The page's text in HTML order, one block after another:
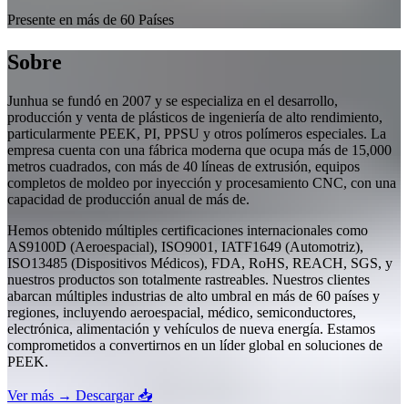
Presente en más de 60 Países
Sobre
Junhua se fundó en 2007 y se especializa en el desarrollo,
producción y venta de plásticos de ingeniería de alto rendimiento,
particularmente PEEK, PI, PPSU y otros polímeros especiales. La
empresa cuenta con una fábrica moderna que ocupa más de 15,000
metros cuadrados, con más de 40 líneas de extrusión, equipos
completos de moldeo por inyección y procesamiento CNC, con una
capacidad de producción anual de más de.
Hemos obtenido múltiples certificaciones internacionales como
AS9100D (Aeroespacial), ISO9001, IATF1649 (Automotriz),
ISO13485 (Dispositivos Médicos), FDA, RoHS, REACH, SGS, y
nuestros productos son totalmente rastreables. Nuestros clientes
abarcan múltiples industrias de alto umbral en más de 60 países y
regiones, incluyendo aeroespacial, médico, semiconductores,
electrónica, alimentación y vehículos de nueva energía. Estamos
comprometidos a convertirnos en un líder global en soluciones de
PEEK.
Ver más → Descargar 📥